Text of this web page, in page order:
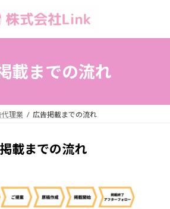
載までの流れ
代理業 広告掲載までの流れ
載までの流れ